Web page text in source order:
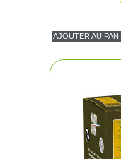
AJOUTER AU